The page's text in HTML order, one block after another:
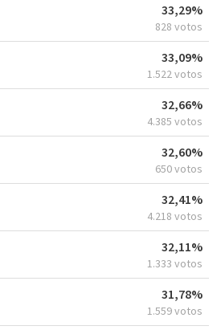
33,29%
828 votos
33,09%
1.522 votos
32,66%
4.385 votos
32,60%
650 votos
32,41%
4.218 votos
32,11%
1.333 votos
31,78%
1.559 votos